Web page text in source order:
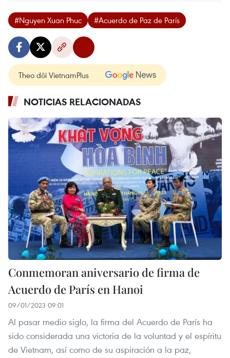
#Nguyen Xuan Phuc #Acuerdo de Paz de París
Theo dõi VietnamPlus
NOTICIAS RELACIONADAS
Conmemoran aniversario de firma de
Acuerdo de París en Hanoi
09/01/2023 09:01
Al pasar medio siglo, la firma del Acuerdo de París ha
sido considerada una victoria de la voluntad y el espíritu
de Vietnam, así como de su aspiración a la paz,